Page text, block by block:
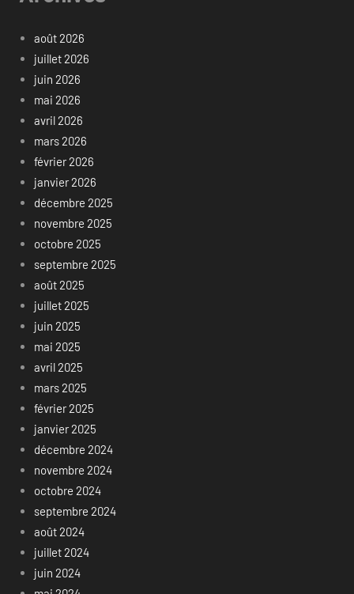
août 2026
juillet 2026
juin 2026
mai 2026
avril 2026
mars 2026
février 2026
janvier 2026
décembre 2025
novembre 2025
octobre 2025
septembre 2025
août 2025
juillet 2025
juin 2025
mai 2025
avril 2025
mars 2025
février 2025
janvier 2025
décembre 2024
novembre 2024
octobre 2024
septembre 2024
août 2024
juillet 2024
juin 2024